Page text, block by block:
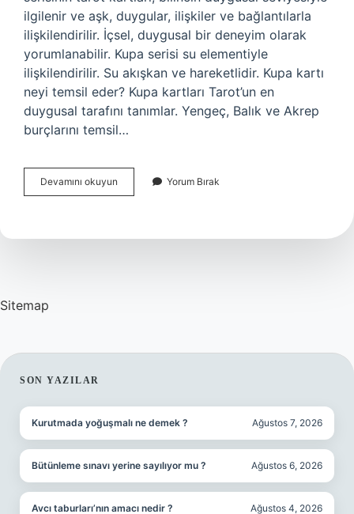
ilgilenir ve aşk, duygular, ilişkiler ve bağlantılarla
ilişkilendirilir. İçsel, duygusal bir deneyim olarak
yorumlanabilir. Kupa serisi su elementiyle
ilişkilendirilir. Su akışkan ve hareketlidir. Kupa kartı
neyi temsil eder? Kupa kartları Tarot’un en
duygusal tarafını tanımlar. Yengeç, Balık ve Akrep
burçlarını temsil…
Devamını okuyun
Ası
Eder
Yorum Bırak
Sitemap
SIDEBAR
SON YAZILAR
Kurutmada yoğuşmalı ne demek ? Ağustos 7, 2026
Bütünleme sınavı yerine sayılıyor mu ? Ağustos 6, 2026
Avcı taburları’nın amacı nedir ? Ağustos 4, 2026